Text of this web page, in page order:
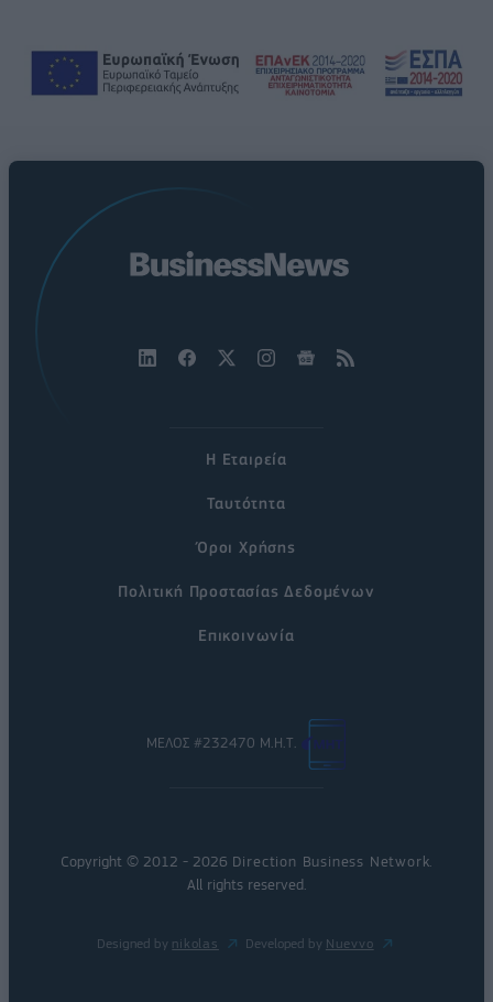
Η Εταιρεία
Ταυτότητα
Όροι Χρήσης
Πολιτική Προστασίας Δεδομένων
Επικοινωνία
ΜΕΛΟΣ #232470 Μ.Η.Τ.
Copyright © 2012 - 2026 Direction Business Network.
All rights reserved.
Designed by nikolas Developed by Nuevvo